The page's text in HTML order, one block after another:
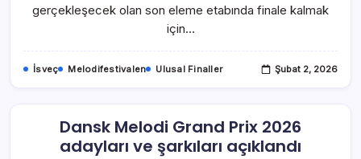
gerçekleşecek olan son eleme etabında finale kalmak
için…
İsveç Melodifestivalen Ulusal Finaller Şubat 2, 2026
Dansk Melodi Grand Prix 2026
adayları ve şarkıları açıklandı